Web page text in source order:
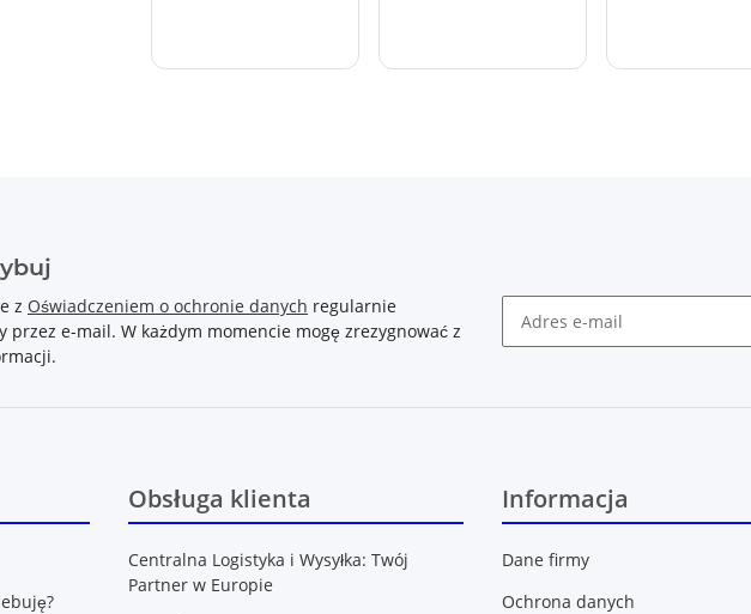
z Oświadczeniem o ochronie danych regularnie
e-mail. W każdym momencie mogę zrezygnować z
Obsługa klienta
Centralna Logistyka i Wysyłka: Twój
Partner w Europie
Informacja
Dane firmy
Ochrona danych